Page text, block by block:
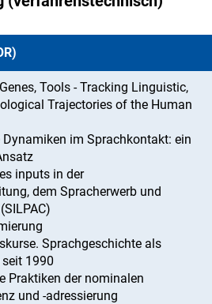
Tools - Tracking Linguistic,
Trajectories of the Human
im Sprachkontakt: ein
inputs in der
dem Spracherwerb und
Sprachgeschichte als
1990
Praktiken der nominalen
und -adressierung